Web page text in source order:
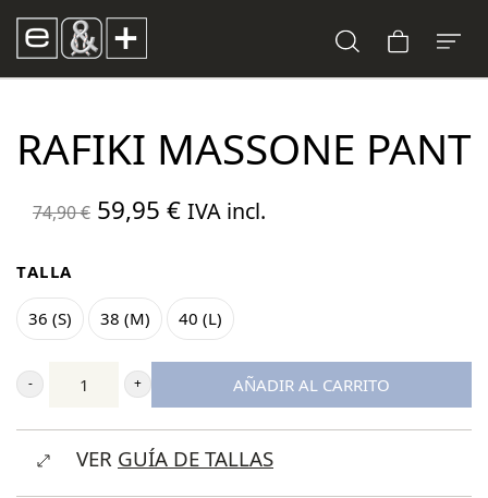
RAFIKI MASSONE PANT
74,90€ El
era:
74,90 €.
59,95 €El
es:
59,95 €.
IVA incl.
TALLA
36 (S) 38 (M) 40 (L)
Rafiki
Massone
Pant
AÑADIR AL CARRITO
VER GUÍA DE TALLAS